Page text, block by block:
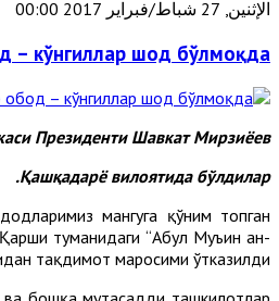
الإثنين, 27 شباط/فبراير 2017 00:00
– кўнгиллар шод бўлмоқда
Президенти Шавкат Мирзиёев
Қашқадарё вилоятида бўлдилар.
мангуга қўним топган
туманидаги “Абул Муъин ан-
тақдимот маросими ўтказилди.